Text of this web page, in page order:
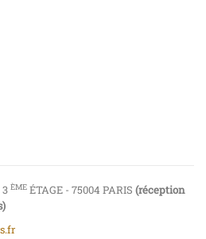
3 ÈME ÉTAGE - 75004 PARIS (réception